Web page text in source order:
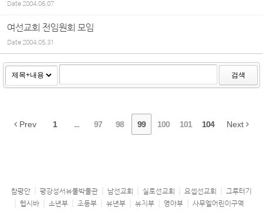
Date2004.06.07
여선교회 전임원회 모임
Date2004.05.31
검색
Prev 1 ... 97 98 99 100 101 104 Next
참평안 평강성서유물박물관 남선교회 실로선교회 요셉선교회
그루터기
헵시바
소년부 초등부 유년부 유치부 영아부 사무엘어린이구역